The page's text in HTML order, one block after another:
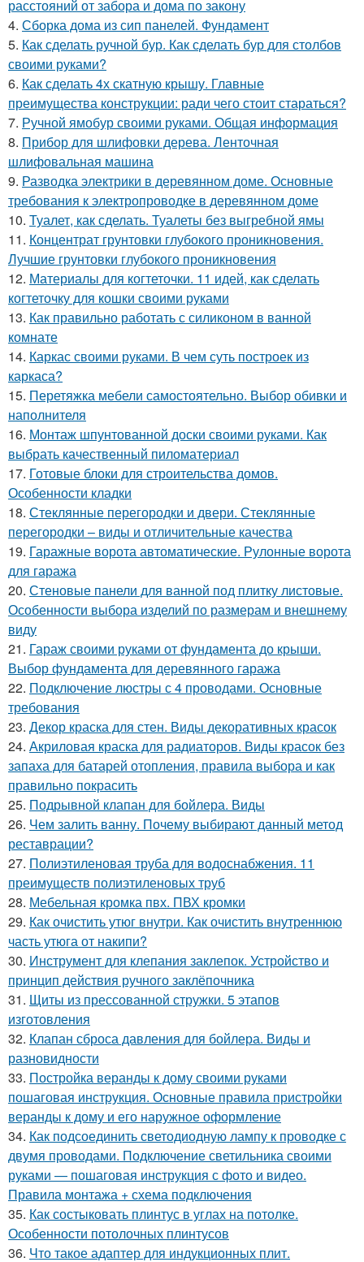
расстояний от забора и дома по закону
4. Сборка дома из сип панелей. Фундамент
5. Как сделать ручной бур. Как сделать бур для столбов
своими руками?
6. Как сделать 4х скатную крышу. Главные
преимущества конструкции: ради чего стоит стараться?
7. Ручной ямобур своими руками. Общая информация
8. Прибор для шлифовки дерева. Ленточная
шлифовальная машина
9. Разводка электрики в деревянном доме. Основные
требования к электропроводке в деревянном доме
10. Туалет, как сделать. Туалеты без выгребной ямы
11. Концентрат грунтовки глубокого проникновения.
Лучшие грунтовки глубокого проникновения
12. Материалы для когтеточки. 11 идей, как сделать
когтеточку для кошки своими руками
13. Как правильно работать с силиконом в ванной
комнате
14. Каркас своими руками. В чем суть построек из
каркаса?
15. Перетяжка мебели самостоятельно. Выбор обивки и
наполнителя
16. Монтаж шпунтованной доски своими руками. Как
выбрать качественный пиломатериал
17. Готовые блоки для строительства домов.
Особенности кладки
18. Стеклянные перегородки и двери. Стеклянные
перегородки – виды и отличительные качества
19. Гаражные ворота автоматические. Рулонные ворота
для гаража
20. Стеновые панели для ванной под плитку листовые.
Особенности выбора изделий по размерам и внешнему
виду
21. Гараж своими руками от фундамента до крыши.
Выбор фундамента для деревянного гаража
22. Подключение люстры с 4 проводами. Основные
требования
23. Декор краска для стен. Виды декоративных красок
24. Акриловая краска для радиаторов. Виды красок без
запаха для батарей отопления, правила выбора и как
правильно покрасить
25. Подрывной клапан для бойлера. Виды
26. Чем залить ванну. Почему выбирают данный метод
реставрации?
27. Полиэтиленовая труба для водоснабжения. 11
преимуществ полиэтиленовых труб
28. Мебельная кромка пвх. ПВХ кромки
29. Как очистить утюг внутри. Как очистить внутреннюю
часть утюга от накипи?
30. Инструмент для клепания заклепок. Устройство и
принцип действия ручного заклёпочника
31. Щиты из прессованной стружки. 5 этапов
изготовления
32. Клапан сброса давления для бойлера. Виды и
разновидности
33. Постройка веранды к дому своими руками
пошаговая инструкция. Основные правила пристройки
веранды к дому и его наружное оформление
34. Как подсоединить светодиодную лампу к проводке с
двумя проводами. Подключение светильника своими
руками — пошаговая инструкция с фото и видео.
Правила монтажа + схема подключения
35. Как состыковать плинтус в углах на потолке.
Особенности потолочных плинтусов
36. Что такое адаптер для индукционных плит.